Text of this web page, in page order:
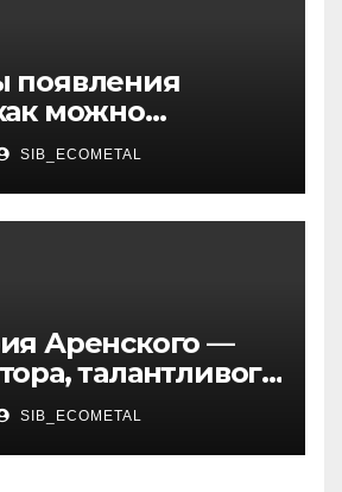
появления
можно
вирусом
SIB_ECOMETAL
Аренского —
талантливого
и педагога
SIB_ECOMETAL